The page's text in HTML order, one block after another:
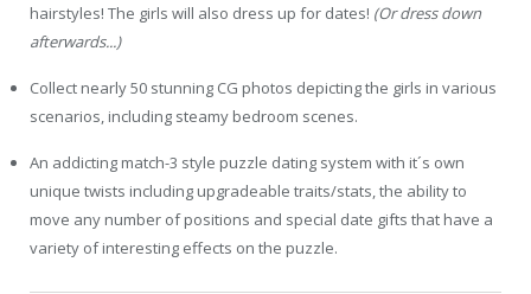
hairstyles! The girls will also dress up for dates! (Or dress down
afterwards...)
Collect nearly 50 stunning CG photos depicting the girls in various
scenarios, including steamy bedroom scenes.
An addicting match-3 style puzzle dating system with it´s own
unique twists including upgradeable traits/stats, the ability to
move any number of positions and special date gifts that have a
variety of interesting effects on the puzzle.